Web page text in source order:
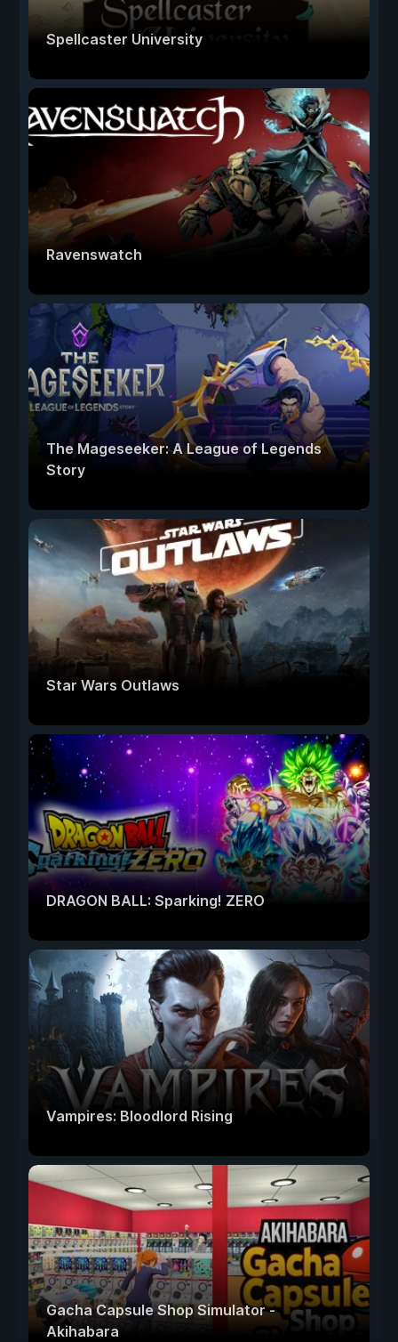
Spellcaster University
Ravenswatch
The Mageseeker: A League of Legends
Story
Star Wars Outlaws
DRAGON BALL: Sparking! ZERO
Vampires: Bloodlord Rising
Gacha Capsule Shop Simulator -
Akihabara